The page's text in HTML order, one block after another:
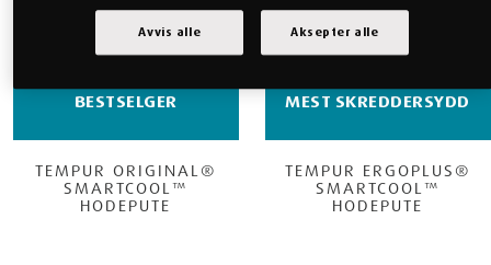
BESTSELGER
TEMPUR ORIGINAL®
SMARTCOOL™
HODEPUTE
MEST SKREDDERSYDD
TEMPUR ERGOPLUS®
SMARTCOOL™
HODEPUTE
Avvis alle Aksepter alle